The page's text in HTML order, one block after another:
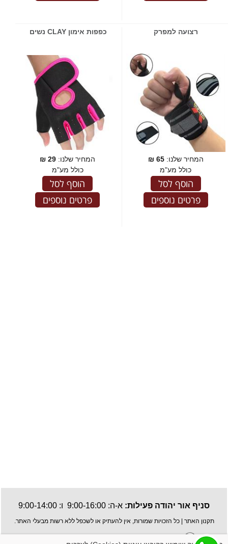
רצועה למפרק
המחיר שלנו:65
₪
כולל מע"מ
הוסף לסל
פרטים נוספים
כפפות אימון CLAY נשים
המחיר שלנו: 29
₪
כולל מע"מ
הוסף לסל
פרטים נוספים
סניף אור יהודה פעילות: א-ה: 9:00-16:00 ו: 9:00-14:00
תקנון האתר | כל הזכויות שמורות, אין להעתיק או לשכפל ללא רשות מבעלי האתר.